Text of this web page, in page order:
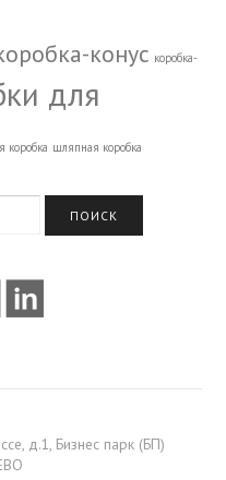
конус коробка-
для
коробка шляпная коробка
д.1, Бизнес парк (БП)